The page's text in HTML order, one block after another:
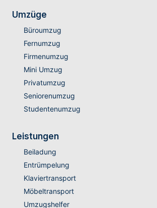
Umzüge
Büroumzug
Fernumzug
Firmenumzug
Mini Umzug
Privatumzug
Seniorenumzug
Studentenumzug
Leistungen
Beiladung
Entrümpelung
Klaviertransport
Möbeltransport
Umzugshelfer